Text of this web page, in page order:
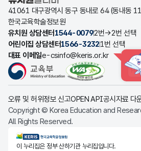
41061 대구광역시 동구 동내로 64 (동내동
한국교육학술정보원
유치원 상담센터 1544-00792번→2번 선택
어린이집 상담센터1566-32321번 선택
대표 이메일e-csinfo@keris.or.kr
오류 및 허위정보 신고OPEN API공시자료 다
Copyright © Korea Education and
All Rights Reserved.
KERIS한국교육학술정보원
이 누리집은 정부 산하기관 누리집입니다.